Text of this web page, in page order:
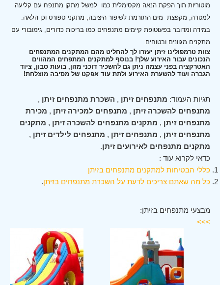
מוטוריות תוך הפקת הנאה מקסימלית כמו למשל מתקן מתנפח עם קליעה
למטרה, מקפצת מים התורמת לשיפור היציבה, מתקני ספורט וכן הלאה.
במידה ומדובר בפעוטופת קיימים מתנפחים כמו בריכות כדורים, גימובורי עם
מתקנים מגוונים ובטוחים.
צוות טרמפולינו זיתן יעזרו לך להחליט מהם המתקנים המתנפחים
הנכונים עבור האירוע שלך! בנוסף למתקנים המתפחים המהווים
האטרקציה בפני עצמה ניתן גם להשכיר דוכני מזון, בועות סבון, ציוד
הגברה ועוד להשערת האירוע ולתת עוד אפקט של מסיבה מוצלחת!
תגיות העמוד: מתנפחים זיתן , השכרת מתנפחים זיתן ,
מתנפחים להשכרה זיתן , מתנפחים למכירה זיתן , מכירת
מתנפחים זיתן , מתקנים מתנפחים להשכרה זיתן , מתקנים
מתנפחים זיתן , מתנפחים זיתן , מתנפחים לילדים זיתן ,
מתקנים מתנפחים לאירועים זיתן.
כדאי לקרוא עוד :
כללי הבטיחות למתקנים מתנפחים בזיתן
כל מה שאתם צריכים לדעת על השכרת מתנפחים בזיתן.
מבצעי מתנפחים בזיתן:
>>>